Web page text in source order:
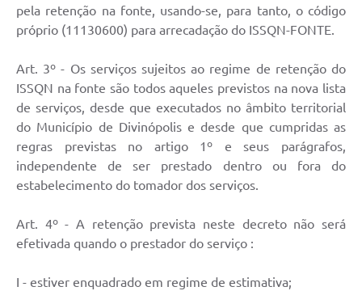
pela retenção na fonte, usando-se, para tanto, o código
próprio (11130600) para arrecadação do ISSQN-FONTE.
Art. 3º - Os serviços sujeitos ao regime de retenção do
ISSQN na fonte são todos aqueles previstos na nova lista
de serviços, desde que executados no âmbito territorial
do Município de Divinópolis e desde que cumpridas as
regras previstas no artigo 1º e seus parágrafos,
independente de ser prestado dentro ou fora do
estabelecimento do tomador dos serviços.
Art. 4º - A retenção prevista neste decreto não será
efetivada quando o prestador do serviço :
I - estiver enquadrado em regime de estimativa;